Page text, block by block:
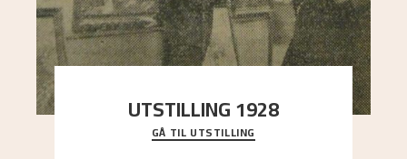
UTSTILLING 1928
Då Astrup døydde i 1928, tok vennene Moritz
Kaland og Simon Thorbjørnsen initiativ til å
GÅ TIL UTSTILLING